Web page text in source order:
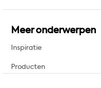
Meer onderwerpen
Inspiratie
Producten